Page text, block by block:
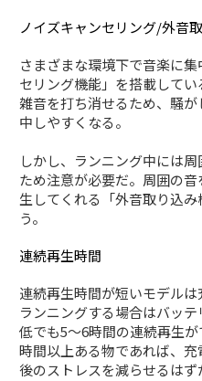
ノイズキャンセリング/外音
さまざまな環境下で音楽に
セリング機能」を搭載して
雑音を打ち消せるため、騒
中しやすくなる。
しかし、ランニング中には
ため注意が必要だ。周囲の
生してくれる「外音取り込
う。
連続再生時間
連続再生時間が短いモデル
ランニングする場合はバッ
低でも5〜6時間の連続再生
時間以上ある物であれば、
後のストレスを減らせるはず